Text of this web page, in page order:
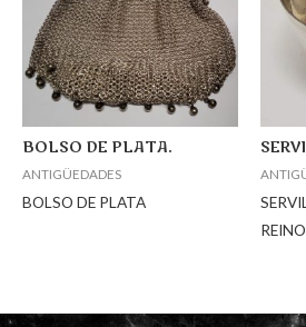
BOLSO DE PLATA.
ANTIGÜEDADES
BOLSO DE PLATA